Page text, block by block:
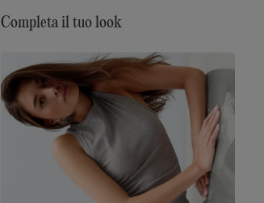
Completa il tuo look